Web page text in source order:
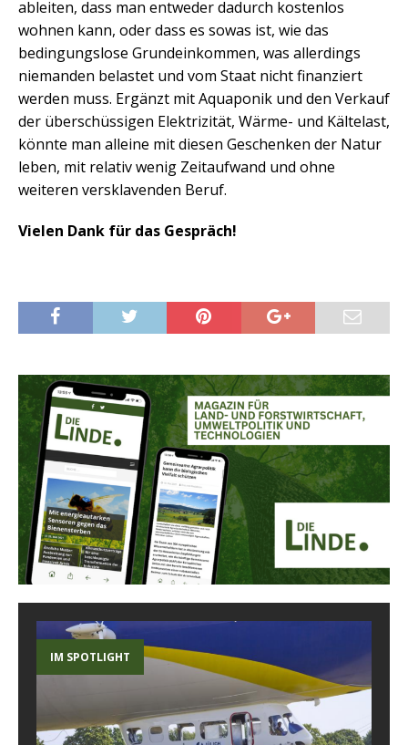
ableiten, dass man entweder dadurch kostenlos
wohnen kann, oder dass es sowas ist, wie das
bedingungslose Grundeinkommen, was allerdings
niemanden belastet und vom Staat nicht finanziert
werden muss. Ergänzt mit Aquaponik und den Verkauf
der überschüssigen Elektrizität, Wärme- und Kältelast,
könnte man alleine mit diesen Geschenken der Natur
leben, mit relativ wenig Zeitaufwand und ohne
weiteren versklavenden Beruf.
Vielen Dank für das Gespräch!
IM SPOTLIGHT